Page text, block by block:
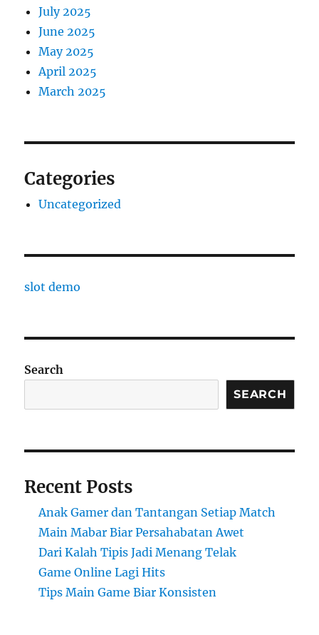
July 2025
June 2025
May 2025
April 2025
March 2025
Categories
Uncategorized
slot demo
Search
SEARCH
Recent Posts
Anak Gamer dan Tantangan Setiap Match
Main Mabar Biar Persahabatan Awet
Dari Kalah Tipis Jadi Menang Telak
Game Online Lagi Hits
Tips Main Game Biar Konsisten